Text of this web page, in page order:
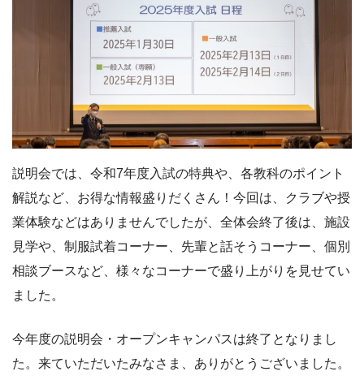
説明会では、令和7年度入試の特典や、各教科のポイント
解説など、お得な情報盛りだくさん！今回は、クラブや授
業体験などはありませんでしたが、全体会終了後は、施設
見学や、制服試着コーナー、先輩と話そうコーナー、個別
相談ブースなど、様々なコーナーで盛り上がりを見せてい
ました。
今年度の説明会・オープンキャンパスは終了となりまし
た。来ていただいたみなさま、ありがとうございました。